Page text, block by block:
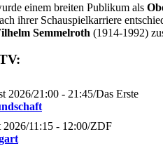
einem breiten Publikum als
ihrer Schauspielkarriere
Semmelroth (1914-1992)
2026/21:00 - 21:45/Das Erste
2026/11:15 - 12:00/ZDF